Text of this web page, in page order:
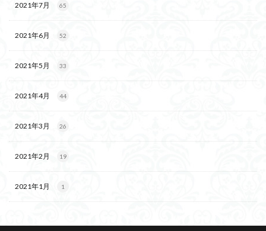
2021年7月 65
2021年6月 52
2021年5月 33
2021年4月 44
2021年3月 26
2021年2月 19
2021年1月 1